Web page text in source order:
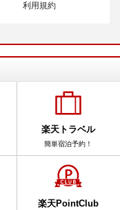
利用規約
楽天トラベル
簡単宿泊予約！
楽天PointClub